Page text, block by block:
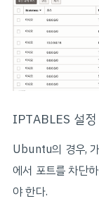
IPTABLES 설정
Ubuntu의 경우,
에서 포트를 차단
야 한다.